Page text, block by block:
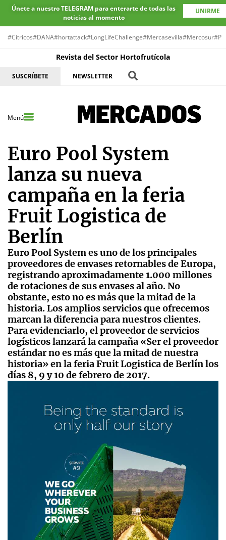
Únete a nuestro TELEGRAM para enterarte de todas las
noticias al momento
UNIRME
#Cítricos#DANA#hortattack#LongLifeChallenge#Mercasevilla#Mercosur
Revista del Sector Hortofrutícola
SUSCRÍBETE NEWSLETTER
Menú
Euro Pool System
lanza su nueva
campaña en la feria
Fruit Logistica de
Berlín
Euro Pool System es uno de los principales
proveedores de envases retornables de Europa,
registrando aproximadamente 1.000 millones
de rotaciones de sus envases al año. No
obstante, esto no es más que la mitad de la
historia. Los amplios servicios que ofrecemos
marcan la diferencia para nuestros clientes.
Para evidenciarlo, el proveedor de servicios
logísticos lanzará la campaña «Ser el proveedor
estándar no es más que la mitad de nuestra
historia» en la feria Fruit Logistica de Berlín los
días 8, 9 y 10 de febrero de 2017.